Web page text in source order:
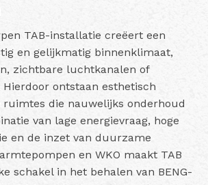
TAB-installatie creëert een
en gelijkmatig binnenklimaat,
zichtbare luchtkanalen of
ontstaan esthetisch
die nauwelijks onderhoud
van lage energievraag, hoge
en de inzet van duurzame
en WKO maakt TAB
schakel in het behalen van BENG-